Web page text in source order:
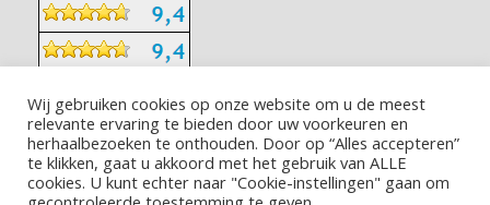
Wij gebruiken cookies op onze website om u de meest
relevante ervaring te bieden door uw voorkeuren en
herhaalbezoeken te onthouden. Door op “Alles accepteren”
te klikken, gaat u akkoord met het gebruik van ALLE
cookies. U kunt echter naar "Cookie-instellingen" gaan om